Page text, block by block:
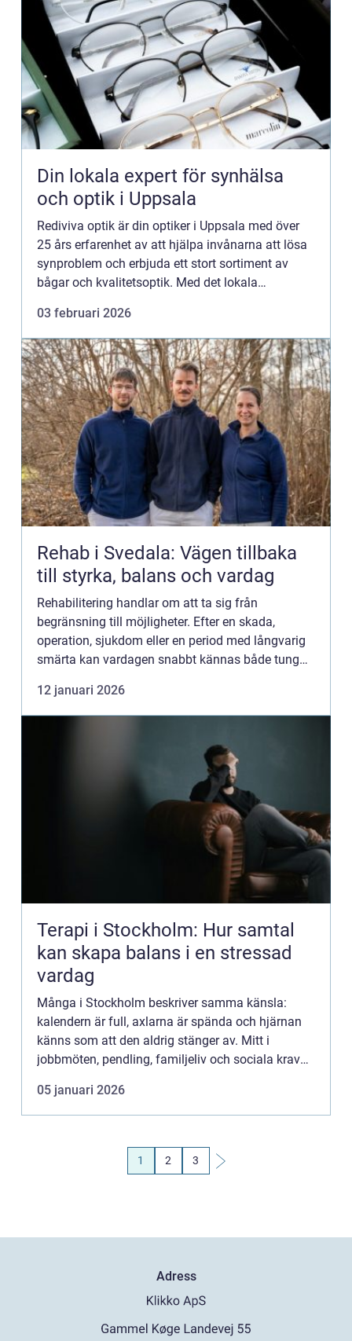
Din lokala expert för synhälsa
och optik i Uppsala
Rediviva optik är din optiker i Uppsala med över
25 års erfarenhet av att hjälpa invånarna att lösa
synproblem och erbjuda ett stort sortiment av
bågar och kvalitetsoptik. Med det lokala
03 februari 2026
Rehab i Svedala: Vägen tillbaka
till styrka, balans och vardag
Rehabilitering handlar om att ta sig från
begränsning till möjligheter. Efter en skada,
operation, sjukdom eller en period med långvarig
smärta kan vardagen snabbt kännas både tung
12 januari 2026
Terapi i Stockholm: Hur samtal
kan skapa balans i en stressad
vardag
Många i Stockholm beskriver samma känsla:
kalendern är full, axlarna är spända och hjärnan
känns som att den aldrig stänger av. Mitt i
jobbmöten, pendling, familjeliv och sociala krav
05 januari 2026
1 2 3
Adress